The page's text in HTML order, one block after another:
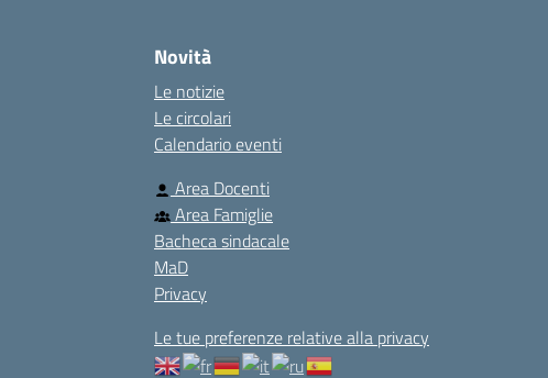
Novità
Le notizie
Le circolari
Calendario eventi
Area Docenti
Area Famiglie
Bacheca sindacale
MaD
Privacy
Le tue preferenze relative alla privacy